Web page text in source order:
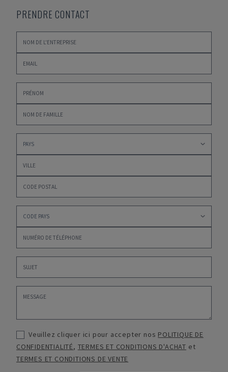
PRENDRE CONTACT
Veuillez cliquer ici pour accepter nos POLITIQUE DE
CONFIDENTIALITÉ, TERMES ET CONDITIONS D'ACHAT et
TERMES ET CONDITIONS DE VENTE